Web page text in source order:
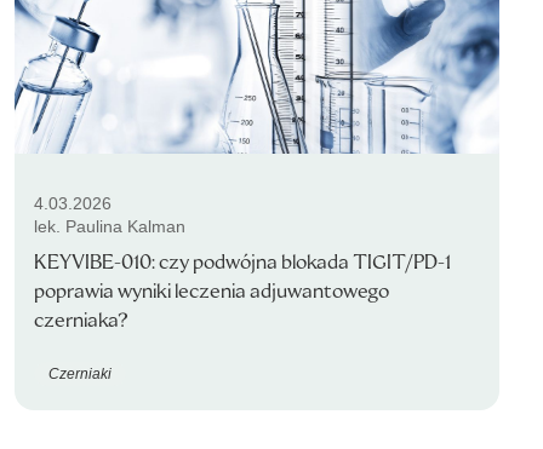
4.03.2026
lek. Paulina Kalman
KEYVIBE-010: czy podwójna blokada TIGIT/PD-1
poprawia wyniki leczenia adjuwantowego
czerniaka?
Czerniaki